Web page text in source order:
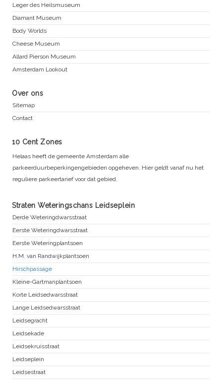
Leger des Heilsmuseum
Diamant Museum
Body Worlds
Cheese Museum
Allard Pierson Museum
Amsterdam Lookout
Over ons
Sitemap
Contact
10 Cent Zones
Helaas heeft de gemeente Amsterdam alle
parkeerduurbeperkingengebieden opgeheven. Hier geldt vanaf nu het
reguliere parkeertarief voor dat gebied.
Straten Weteringschans Leidseplein
Derde Weteringdwarsstraat
Eerste Weteringdwarsstraat
Eerste Weteringplantsoen
H.M. van Randwijkplantsoen
Hirschpassage
Kleine-Gartmanplantsoen
Korte Leidsedwarsstraat
Lange Leidsedwarsstraat
Leidsegracht
Leidsekade
Leidsekruisstraat
Leidseplein
Leidsestraat